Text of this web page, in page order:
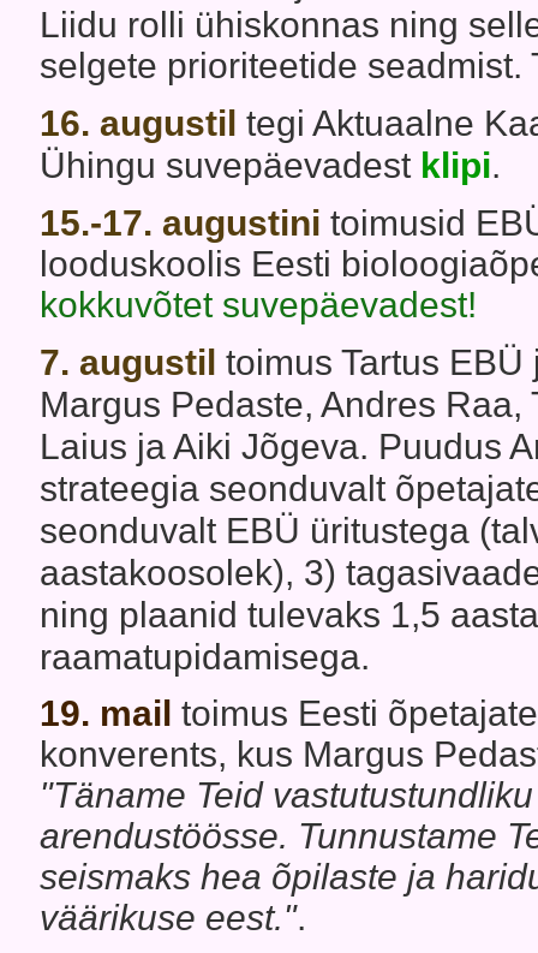
Liidu rolli ühiskonnas ning
selgete prioriteetide
16. augustil tegi Aktuaalne
Ühingu suvepäevadest klipi.
15.-17. augustini toimusid
looduskoolis Eesti
kokkuvõtet suvepäevadest!
7. augustil toimus Tartus
Margus Pedaste, Andres
Laius ja Aiki Jõgeva. Puudus
strateegia seonduvalt
seonduvalt EBÜ üritustega
aastakoosolek), 3)
ning plaanid tulevaks 1,5
raamatupidamisega.
19. mail toimus Eesti
konverents, kus Margus
"Täname Teid
arendustöösse. Tunnustame
seismaks hea õpilaste ja
väärikuse eest.".